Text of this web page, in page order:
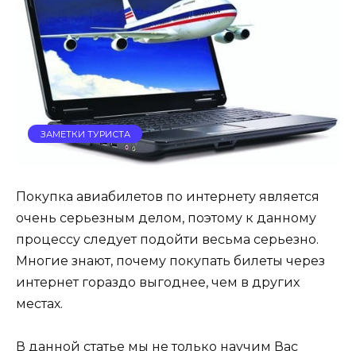
ЗАМЕТКИ ТУРИСТА
Покупка авиабилетов по интернету является
очень серьезным делом, поэтому к данному
процессу следует подойти весьма серьезно.
Многие знают, почему покупать билеты через
интернет гораздо выгоднее, чем в других
местах.
В данной статье мы не только научим Вас